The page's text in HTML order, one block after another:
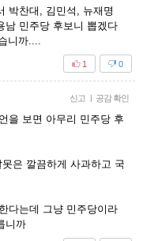
박찬대, 김민석, 뉴재명
남 민주당 후보니 뽑겠다
니까....
0
1
신고 | 공감 확인
을 보면 아무리 민주당 후
은 깔끔하게 사과하고 국
다는데 그냥 민주당이라
니까